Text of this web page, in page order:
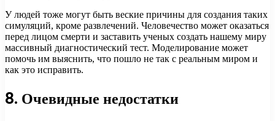
У людей тоже могут быть веские причины для создания таких
симуляций, кроме развлечений. Человечество может оказаться
перед лицом смерти и заставить ученых создать нашему миру
массивный диагностический тест. Моделирование может
помочь им выяснить, что пошло не так с реальным миром и
как это исправить.
8. Очевидные недостатки